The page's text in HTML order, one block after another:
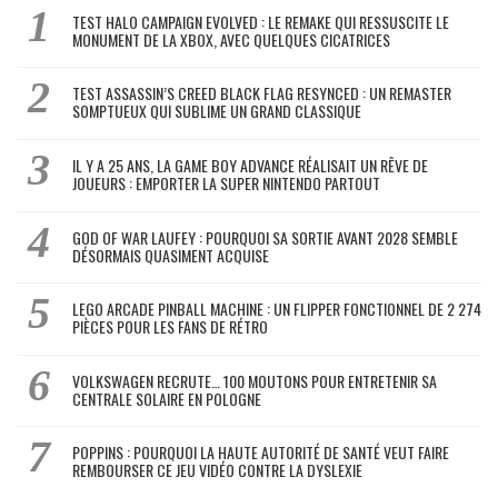
TEST HALO CAMPAIGN EVOLVED : LE REMAKE QUI RESSUSCITE LE
MONUMENT DE LA XBOX, AVEC QUELQUES CICATRICES
TEST ASSASSIN’S CREED BLACK FLAG RESYNCED : UN REMASTER
SOMPTUEUX QUI SUBLIME UN GRAND CLASSIQUE
IL Y A 25 ANS, LA GAME BOY ADVANCE RÉALISAIT UN RÊVE DE
JOUEURS : EMPORTER LA SUPER NINTENDO PARTOUT
GOD OF WAR LAUFEY : POURQUOI SA SORTIE AVANT 2028 SEMBLE
DÉSORMAIS QUASIMENT ACQUISE
LEGO ARCADE PINBALL MACHINE : UN FLIPPER FONCTIONNEL DE 2 274
PIÈCES POUR LES FANS DE RÉTRO
VOLKSWAGEN RECRUTE… 100 MOUTONS POUR ENTRETENIR SA
CENTRALE SOLAIRE EN POLOGNE
POPPINS : POURQUOI LA HAUTE AUTORITÉ DE SANTÉ VEUT FAIRE
REMBOURSER CE JEU VIDÉO CONTRE LA DYSLEXIE